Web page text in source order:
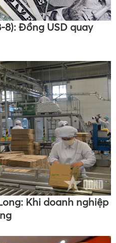
8): Đồng USD quay
Khi doanh nghiệp